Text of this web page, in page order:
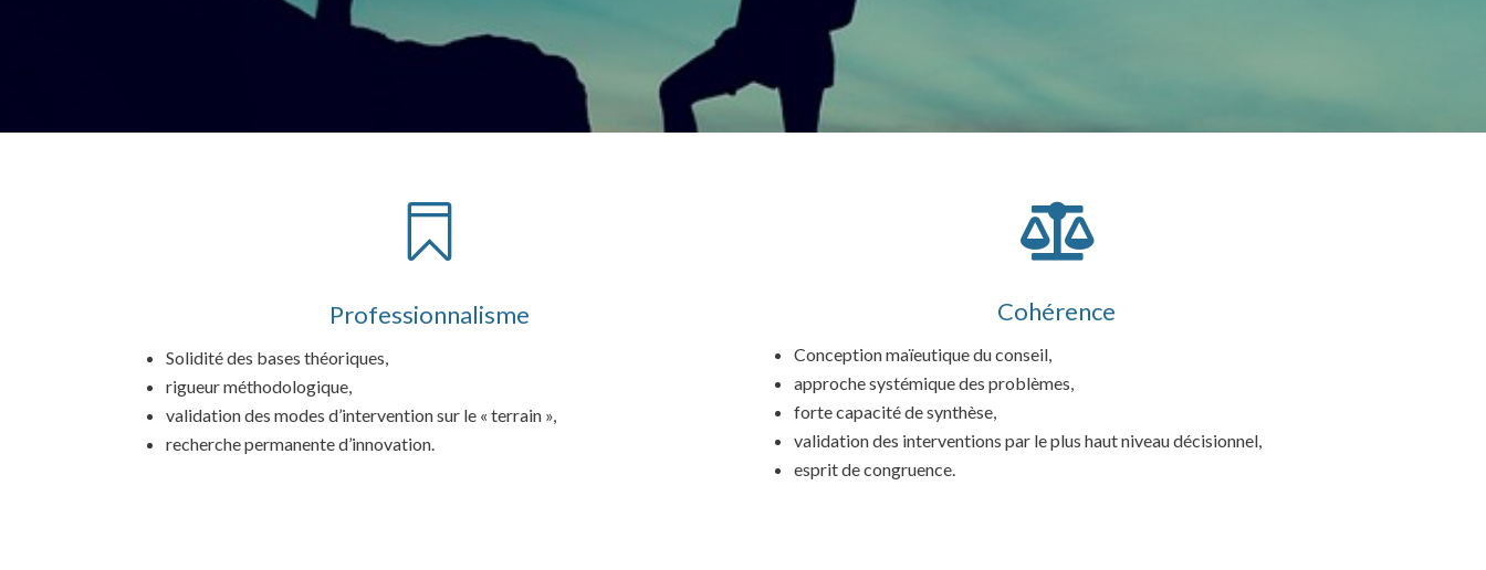

Professionnalisme
Solidité des bases théoriques,
rigueur méthodologique,
validation des modes d’intervention sur le « terrain »,
recherche permanente d’innovation.

Cohérence
Conception maïeutique du conseil,
approche systémique des problèmes,
forte capacité de synthèse,
validation des interventions par le plus haut niveau décisionnel,
esprit de congruence.